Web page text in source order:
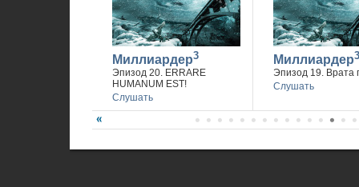
Миллиардер3
Эпизод 20. ERRARE
HUMANUM EST!
Слушать
Миллиардер3
Эпизод 19. Врата
Слушать